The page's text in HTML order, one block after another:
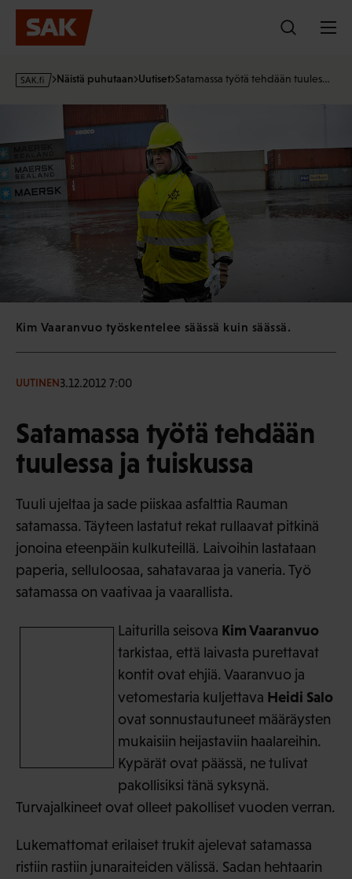
Hyppää
sisältöön
s
f
Näistä puhutaan Uutiset Satamassa työtä tehdään tuules…
Kim Vaaranvuo työskentelee säässä kuin säässä.
UUTINEN3.12.2012 7:00
Satamassa työtä tehdään
tuulessa ja tuiskussa
Tuuli ujeltaa ja sade piiskaa asfalttia Rauman
satamassa. Täyteen lastatut rekat rullaavat pitkinä
jonoina eteenpäin kulkuteillä. Laivoihin lastataan
paperia, selluloosaa, sahatavaraa ja vaneria. Työ
satamassa on vaativaa ja vaarallista.
Laiturilla seisova Kim Vaaranvuo
tarkistaa, että laivasta purettavat
kontit ovat ehjiä. Vaaranvuo ja
vetomestaria kuljettava Heidi Salo
ovat sonnustautuneet määräysten
mukaisiin heijastaviin haalareihin.
Kypärät ovat päässä, ne tulivat
pakollisiksi tänä syksynä.
Turvajalkineet ovat olleet pakolliset vuoden verran.
Lukemattomat erilaiset trukit ajelevat satamassa
ristiin rastiin junaraiteiden välissä. Sadan hehtaarin